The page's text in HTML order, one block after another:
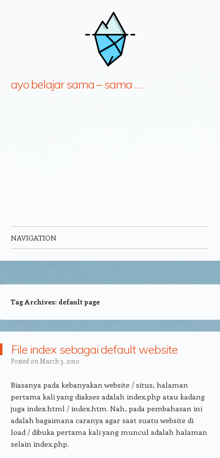
ayo belajar sama – sama …
NAVIGATION
Tag Archives: default page
File index sebagai default website
Posted on March 3, 2010
Biasanya pada kebanyakan website / situs, halaman
pertama kali yang diakses adalah index.php atau kadang
juga index.html / index.htm. Nah, pada pembahasan ini
adalah bagaimana caranya agar saat suatu website di
load / dibuka pertama kali yang muncul adalah halaman
selain index.php.